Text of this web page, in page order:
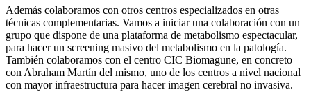
Además colaboramos con otros centros especializados en otras
técnicas complementarias. Vamos a iniciar una colaboración con un
grupo que dispone de una plataforma de metabolismo espectacular,
para hacer un screening masivo del metabolismo en la patología.
También colaboramos con el centro CIC Biomagune, en concreto
con Abraham Martín del mismo, uno de los centros a nivel nacional
con mayor infraestructura para hacer imagen cerebral no invasiva.